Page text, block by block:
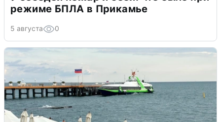
режиме БПЛА в Прикамье
5 августа 0